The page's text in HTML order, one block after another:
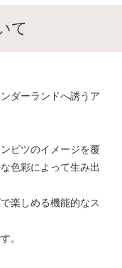
て
ダーランドへ誘うア
ピツのイメージを覆
色彩によって生み出
楽しめる機能的なス
。